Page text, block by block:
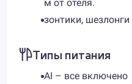
м от отеля.
зонтики,
Типы питания
AI – все включено